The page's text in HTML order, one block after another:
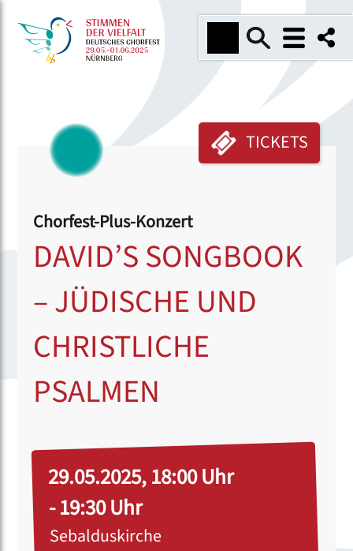
TICKETS
Chorfest-Plus-Konzert
DAVID’S SONGBOOK
– JÜDISCHE UND
CHRISTLICHE
PSALMEN
29.05.2025, 18:00 Uhr
- 19:30 Uhr
Sebalduskirche